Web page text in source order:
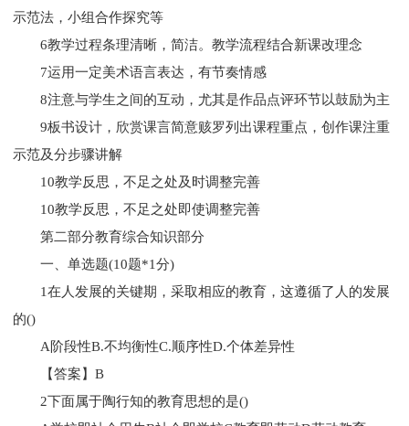
示范法，小组合作探究等
6教学过程条理清晰，简洁。教学流程结合新课改理念
7运用一定美术语言表达，有节奏情感
8注意与学生之间的互动，尤其是作品点评环节以鼓励为主
9板书设计，欣赏课言简意赅罗列出课程重点，创作课注重
示范及分步骤讲解
10教学反思，不足之处及时调整完善
10教学反思，不足之处即使调整完善
第二部分教育综合知识部分
一、单选题(10题*1分)
1在人发展的关键期，采取相应的教育，这遵循了人的发展
的()
A阶段性B.不均衡性C.顺序性D.个体差异性
【答案】B
2下面属于陶行知的教育思想的是()